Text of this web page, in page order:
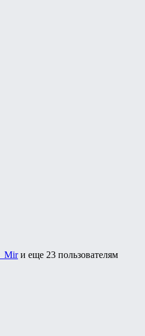
и еще 23 пользователям